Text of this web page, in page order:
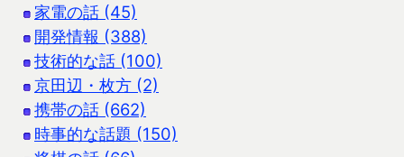
家電の話 (45)
開発情報 (388)
技術的な話 (100)
京田辺・枚方 (2)
携帯の話 (662)
時事的な話題 (150)